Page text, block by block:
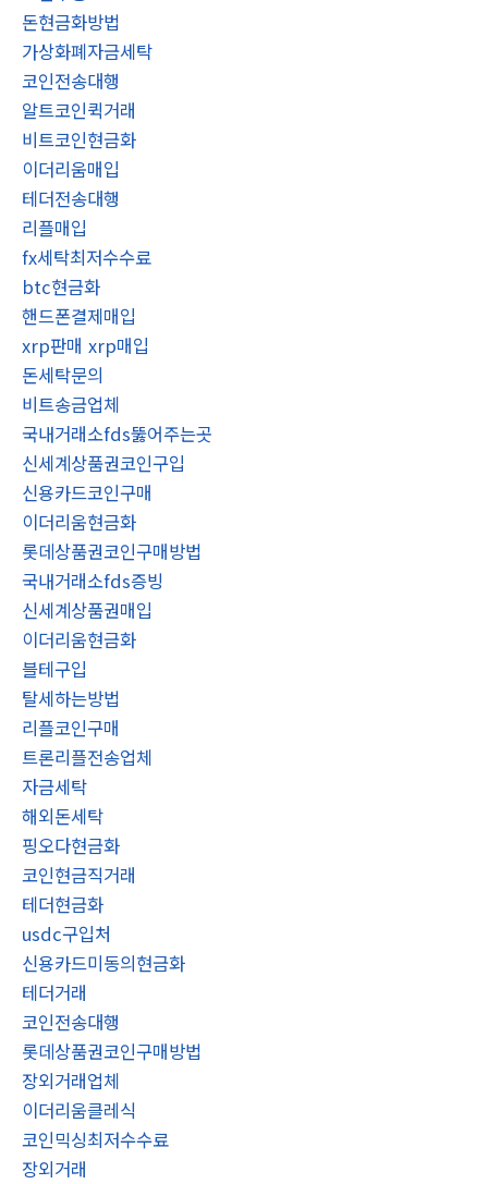
돈현금화방법
가상화폐자금세탁
코인전송대행
알트코인퀵거래
비트코인현금화
이더리움매입
테더전송대행
리플매입
fx세탁최저수수료
btc현금화
핸드폰결제매입
xrp판매 xrp매입
돈세탁문의
비트송금업체
국내거래소fds뚫어주는곳
신세계상품권코인구입
신용카드코인구매
이더리움현금화
롯데상품권코인구매방법
국내거래소fds증빙
신세계상품권매입
이더리움현금화
블테구입
탈세하는방법
리플코인구매
트론리플전송업체
자금세탁
해외돈세탁
핑오다현금화
코인현금직거래
테더현금화
usdc구입처
신용카드미동의현금화
테더거래
코인전송대행
롯데상품권코인구매방법
장외거래업체
이더리움클레식
코인믹싱최저수수료
장외거래